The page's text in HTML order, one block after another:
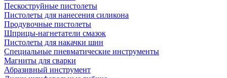
Пескоструйные пистолеты
Пистолеты для нанесения силикона
Продувочные пистолеты
Шприцы-нагнетатели смазок
Пистолеты для накачки шин
Специальные пневматические инструменты
Магниты для сварки
Абразивный инструмент